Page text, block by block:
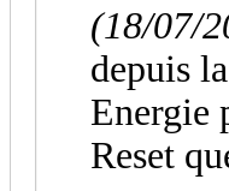
(18/07/
depuis
Energie
Reset